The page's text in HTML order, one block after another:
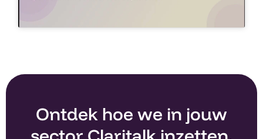
Ontdek hoe we in jouw